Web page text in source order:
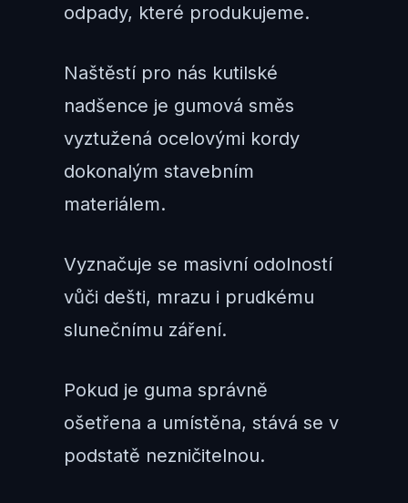
odpady, které produkujeme.
Naštěstí pro nás kutilské
nadšence je gumová směs
vyztužená ocelovými kordy
dokonalým stavebním
materiálem.
Vyznačuje se masivní odolností
vůči dešti, mrazu i prudkému
slunečnímu záření.
Pokud je guma správně
ošetřena a umístěna, stává se v
podstatě nezničitelnou.